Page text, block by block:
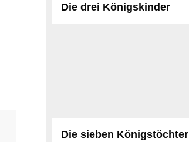
Die drei Königskinder
Die sieben Königstöchter